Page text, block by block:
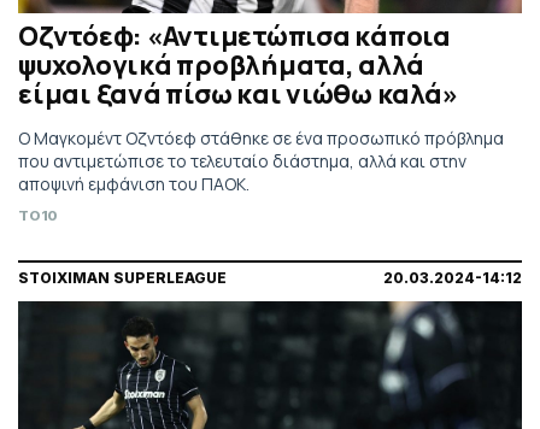
Οζντόεφ: «Αντιμετώπισα κάποια
ψυχολογικά προβλήματα, αλλά
είμαι ξανά πίσω και νιώθω καλά»
Ο Μαγκομέντ Οζντόεφ στάθηκε σε ένα προσωπικό πρόβλημα
που αντιμετώπισε το τελευταίο διάστημα, αλλά και στην
αποψινή εμφάνιση του ΠΑΟΚ.
TO10
STOIXIMAN SUPERLEAGUE 20.03.2024-14:12